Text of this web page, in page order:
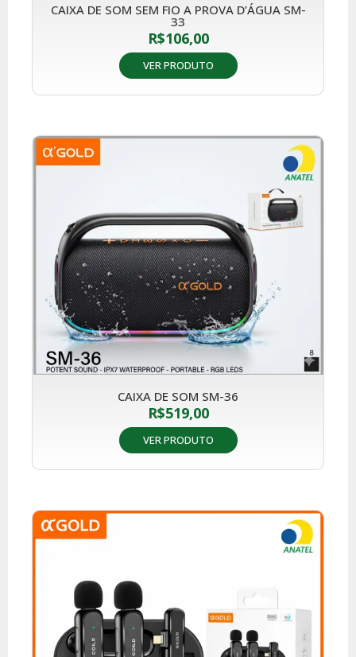
CAIXA DE SOM SEM FIO A PROVA D’ÁGUA SM-
33
R$106,00
VER PRODUTO
CAIXA DE SOM SM-36
R$519,00
VER PRODUTO